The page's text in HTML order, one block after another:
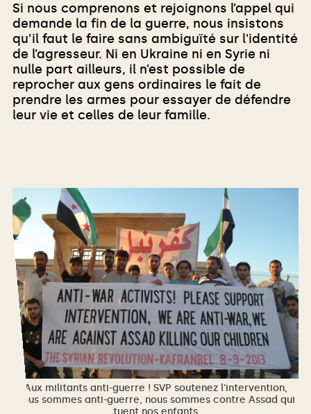
Si nous comprenons et rejoignons l’appel qui
demande la fin de la guerre, nous insistons
qu’il faut le faire sans ambiguïté sur l'identité
de l’agresseur. Ni en Ukraine ni en Syrie ni
nulle part ailleurs, il n’est possible de
reprocher aux gens ordinaires le fait de
prendre les armes pour essayer de défendre
leur vie et celles de leur famille.
Aux militants anti-guerre ! SVP soutenez l'intervention,
nous sommes anti-guerre, nous sommes contre Assad qui
tuent nos enfants